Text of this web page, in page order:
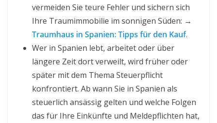
vermeiden Sie teure Fehler und sichern sich
Ihre Traumimmobilie im sonnigen Süden: →
Traumhaus in Spanien: Tipps für den Kauf.
Wer in Spanien lebt, arbeitet oder über
längere Zeit dort verweilt, wird früher oder
später mit dem Thema Steuerpflicht
konfrontiert. Ab wann Sie in Spanien als
steuerlich ansässig gelten und welche Folgen
das für Ihre Einkünfte und Meldepflichten hat,